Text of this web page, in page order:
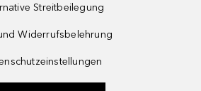
Streitbeilegung
Widerrufsbelehrung